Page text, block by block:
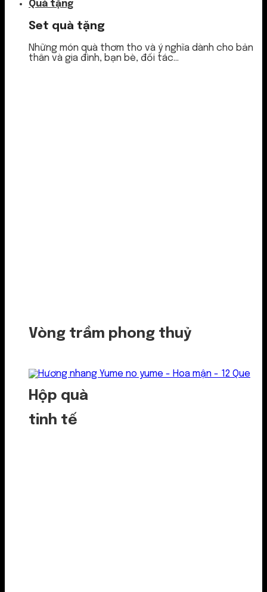
Quà tặng
Set quà tặng
Những món quà thơm tho và ý nghĩa dành cho bản
thân và gia đình, bạn bè, đối tác...
Vòng trầm phong thuỷ
Hộp quà
tinh tế